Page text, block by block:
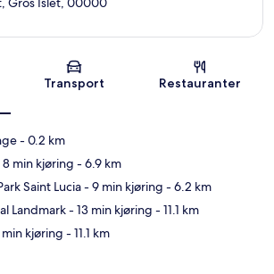
Kart
Transport Restauranter
- 0.2 km
min kjøring - 6.9 km
Saint Lucia- 9 min kjøring - 6.2 km
Landmark- 13 min kjøring - 11.1 km
min kjøring - 11.1 km